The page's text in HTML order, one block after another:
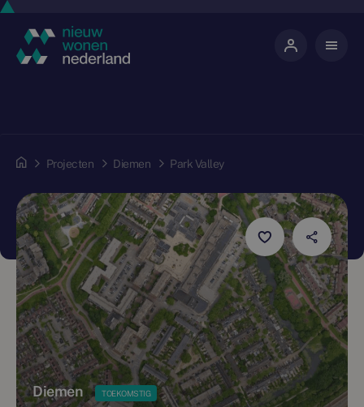
Projecten Diemen Park Valley
Diemen TOEKOMSTIG